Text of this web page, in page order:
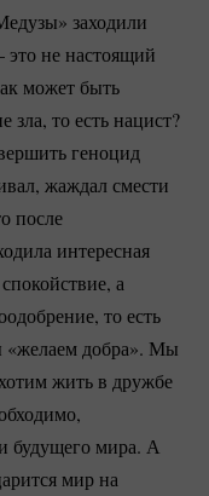
заходили
не настоящий
может быть
то есть нацист?
геноцид
жаждал смести
после
интересная
а
то есть
«желаем добра». Мы
жить в дружбе
будущего мира. А
мир на